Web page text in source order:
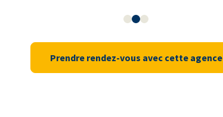
Prendre rendez-vous avec cette agence